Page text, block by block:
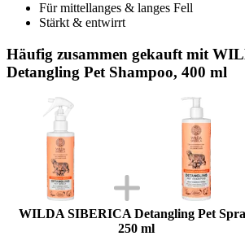
Für mittellanges & langes Fell
Stärkt & entwirrt
Häufig zusammen gekauft mit
Detangling Pet Shampoo, 400 ml
WILDA SIBERICA Detangling Pet
250 ml